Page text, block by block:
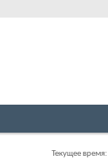
Текущее время: